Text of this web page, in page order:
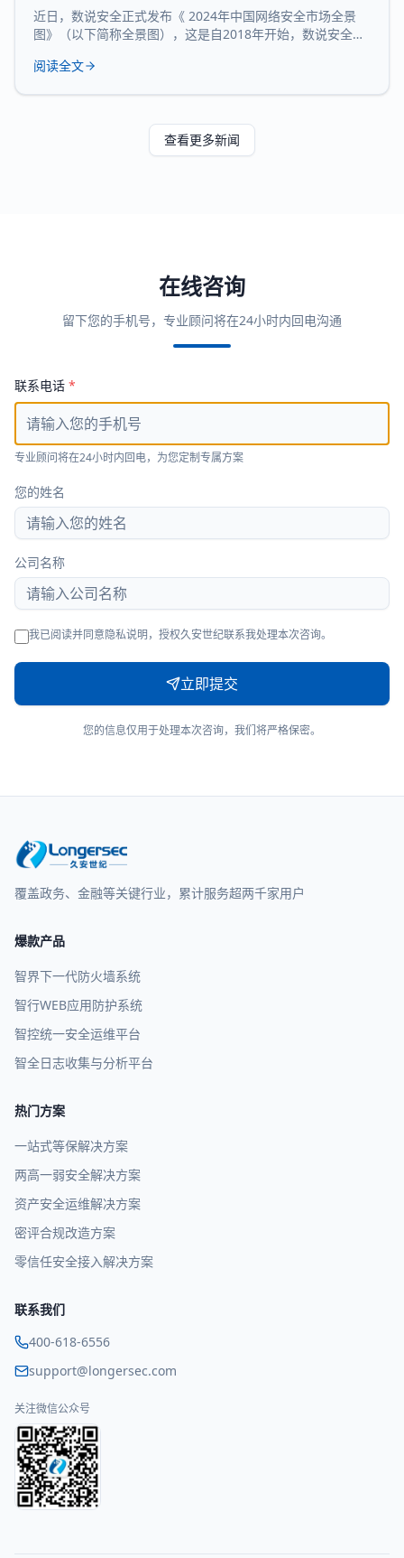
近日，数说安全正式发布《 2024年中国网络安全市场全景
图》（以下简称全景图），这是自2018年开始，数说安全发
沉淀、服务经验和长时间的市场验证，再度 入选 全景图安全
致力于提供客观、科学的市
阅读全文
查看更多新闻
在线咨询
留下您的手机号，专业顾问将在24小时内回电沟通
联系电话 *
专业顾问将在24小时内回电，为您定制专属方案
您的姓名
公司名称
我已阅读并同意隐私说明，授权久安世纪联系我处理本次咨询。
立即提交
您的信息仅用于处理本次咨询，我们将严格保密。
覆盖政务、金融等关键行业，累计服务超两千家用户
爆款产品
智界下一代防火墙系统
智行WEB应用防护系统
智控统一安全运维平台
智全日志收集与分析平台
热门方案
一站式等保解决方案
两高一弱安全解决方案
资产安全运维解决方案
密评合规改造方案
零信任安全接入解决方案
联系我们
400-618-6556
support@longersec.com
关注微信公众号